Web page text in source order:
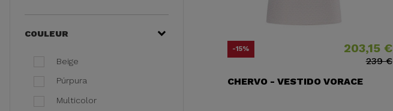
COULEUR
Beige
Púrpura
Multicolor
-15% Precio203,15 €
Precio base
239 €
CHERVO - VESTIDO VORACE